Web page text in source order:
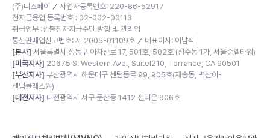
(주)니즈페이 ／ 사업자등록번호: 220-86-52917
전자금융업 등록번호 : 02-002-00113
취급업무 :선불전자지급수단 발행 및 관리업
통신판매업신고번호: 제 2005-01109호 ／ 대표이사: 이남식
[본사] 서울특별시 성동구 아차산로 17, 501호, 502호 (성수동 1가, 서울숲엘타워)
[미국지사] 20675 S. Western Ave., Suitel210, Torrance, CA 90501
[부산지사] 부산광역시 해운대구 센텀동로 99, 905호(재송동, 벽산이-
센텀클래스원)
[대전지사] 대전광역시 서구 둔산동 1412 센티온 906호